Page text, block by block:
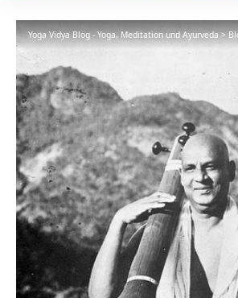
Yoga Vidya Blog - Yoga, Meditation und Ayurveda>